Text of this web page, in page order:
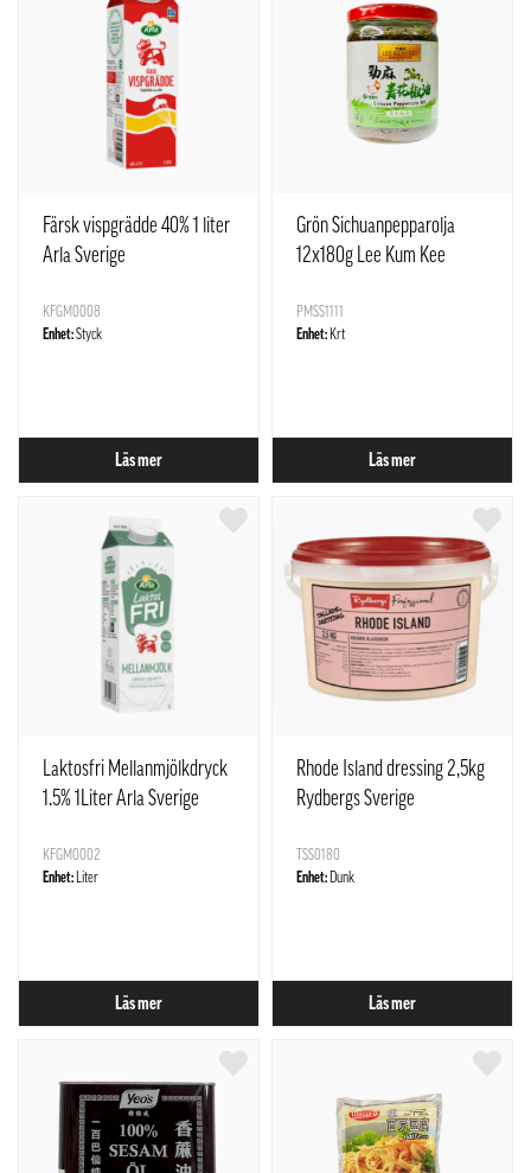
Färsk vispgrädde 40% 1 liter
Arla Sverige
KFGM0008
Enhet:Styck
Läs mer
Grön Sichuanpepparolja
12x180g Lee Kum Kee
PMSS1111
Enhet: Krt
Läs mer
Laktosfri Mellanmjölkdryck
1.5% 1Liter Arla Sverige
KFGM0002
Enhet: Liter
Läs mer
Rhode Island dressing 2,5kg
Rydbergs Sverige
TSS0180
Enhet: Dunk
Läs mer